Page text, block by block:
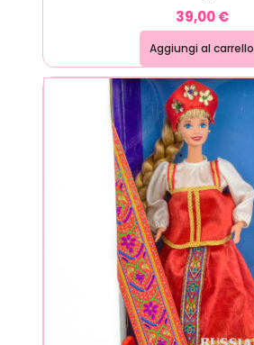
39,00€
Aggiungi al carrello